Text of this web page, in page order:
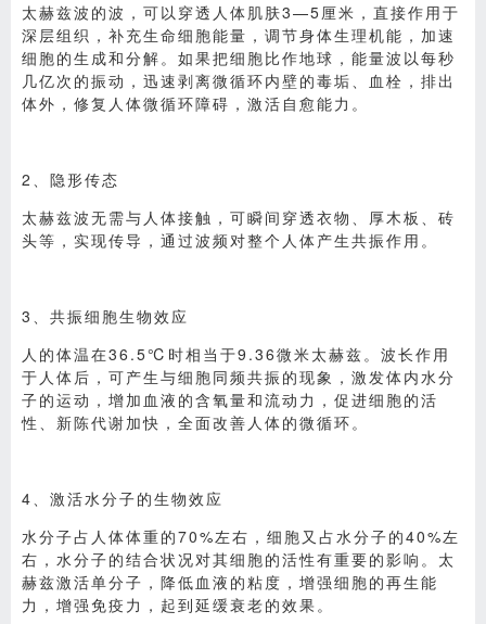
太赫兹波的波，可以穿透人体肌肤3—5厘米，直接作用于
深层组织，补充生命细胞能量，调节身体生理机能，加速
细胞的生成和分解。如果把细胞比作地球，能量波以每秒
几亿次的振动，迅速剥离微循环内壁的毒垢、血栓，排出
体外，修复人体微循环障碍，激活自愈能力。
2、隐形传态
太赫兹波无需与人体接触，可瞬间穿透衣物、厚木板、砖
头等，实现传导，通过波频对整个人体产生共振作用。
3、共振细胞生物效应
人的体温在36.5℃时相当于9.36微米太赫兹。波长作用
于人体后，可产生与细胞同频共振的现象，激发体内水分
子的运动，增加血液的含氧量和流动力，促进细胞的活
性、新陈代谢加快，全面改善人体的微循环。
4、激活水分子的生物效应
水分子占人体体重的70%左右，细胞又占水分子的40%左
右，水分子的结合状况对其细胞的活性有重要的影响。太
赫兹激活单分子，降低血液的粘度，增强细胞的再生能
力，增强免疫力，起到延缓衰老的效果。